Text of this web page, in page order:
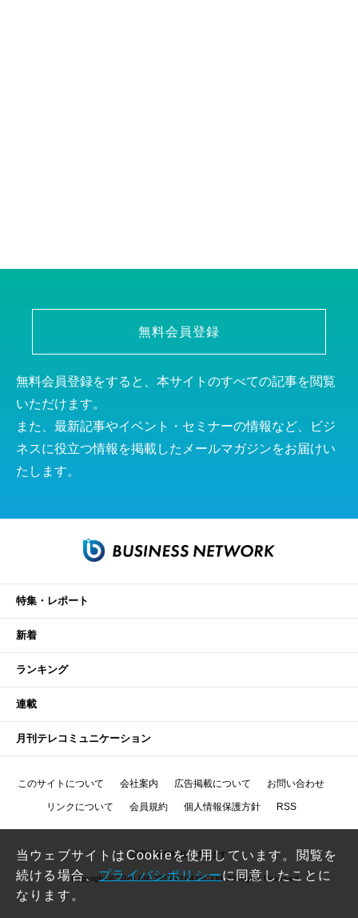
無料会員登録
無料会員登録をすると、本サイトのすべての記事を閲覧
いただけます。
また、最新記事やイベント・セミナーの情報など、ビジ
ネスに役立つ情報を掲載したメールマガジンをお届けい
たします。
特集・レポート
新着
ランキング
連載
月刊テレコミュニケーション
このサイトについて 会社案内 広告掲載について お問い合わせ
リンクについて 会員規約 個人情報保護方針 RSS
記事の無断転載を禁じます
Copyright © 2026 RIC TELECOM Co.,Ltd. All Rights Reserved.
当ウェブサイトはCookieを使用しています。閲覧を
続ける場合、プライバシポリシーに同意したことに
なります。